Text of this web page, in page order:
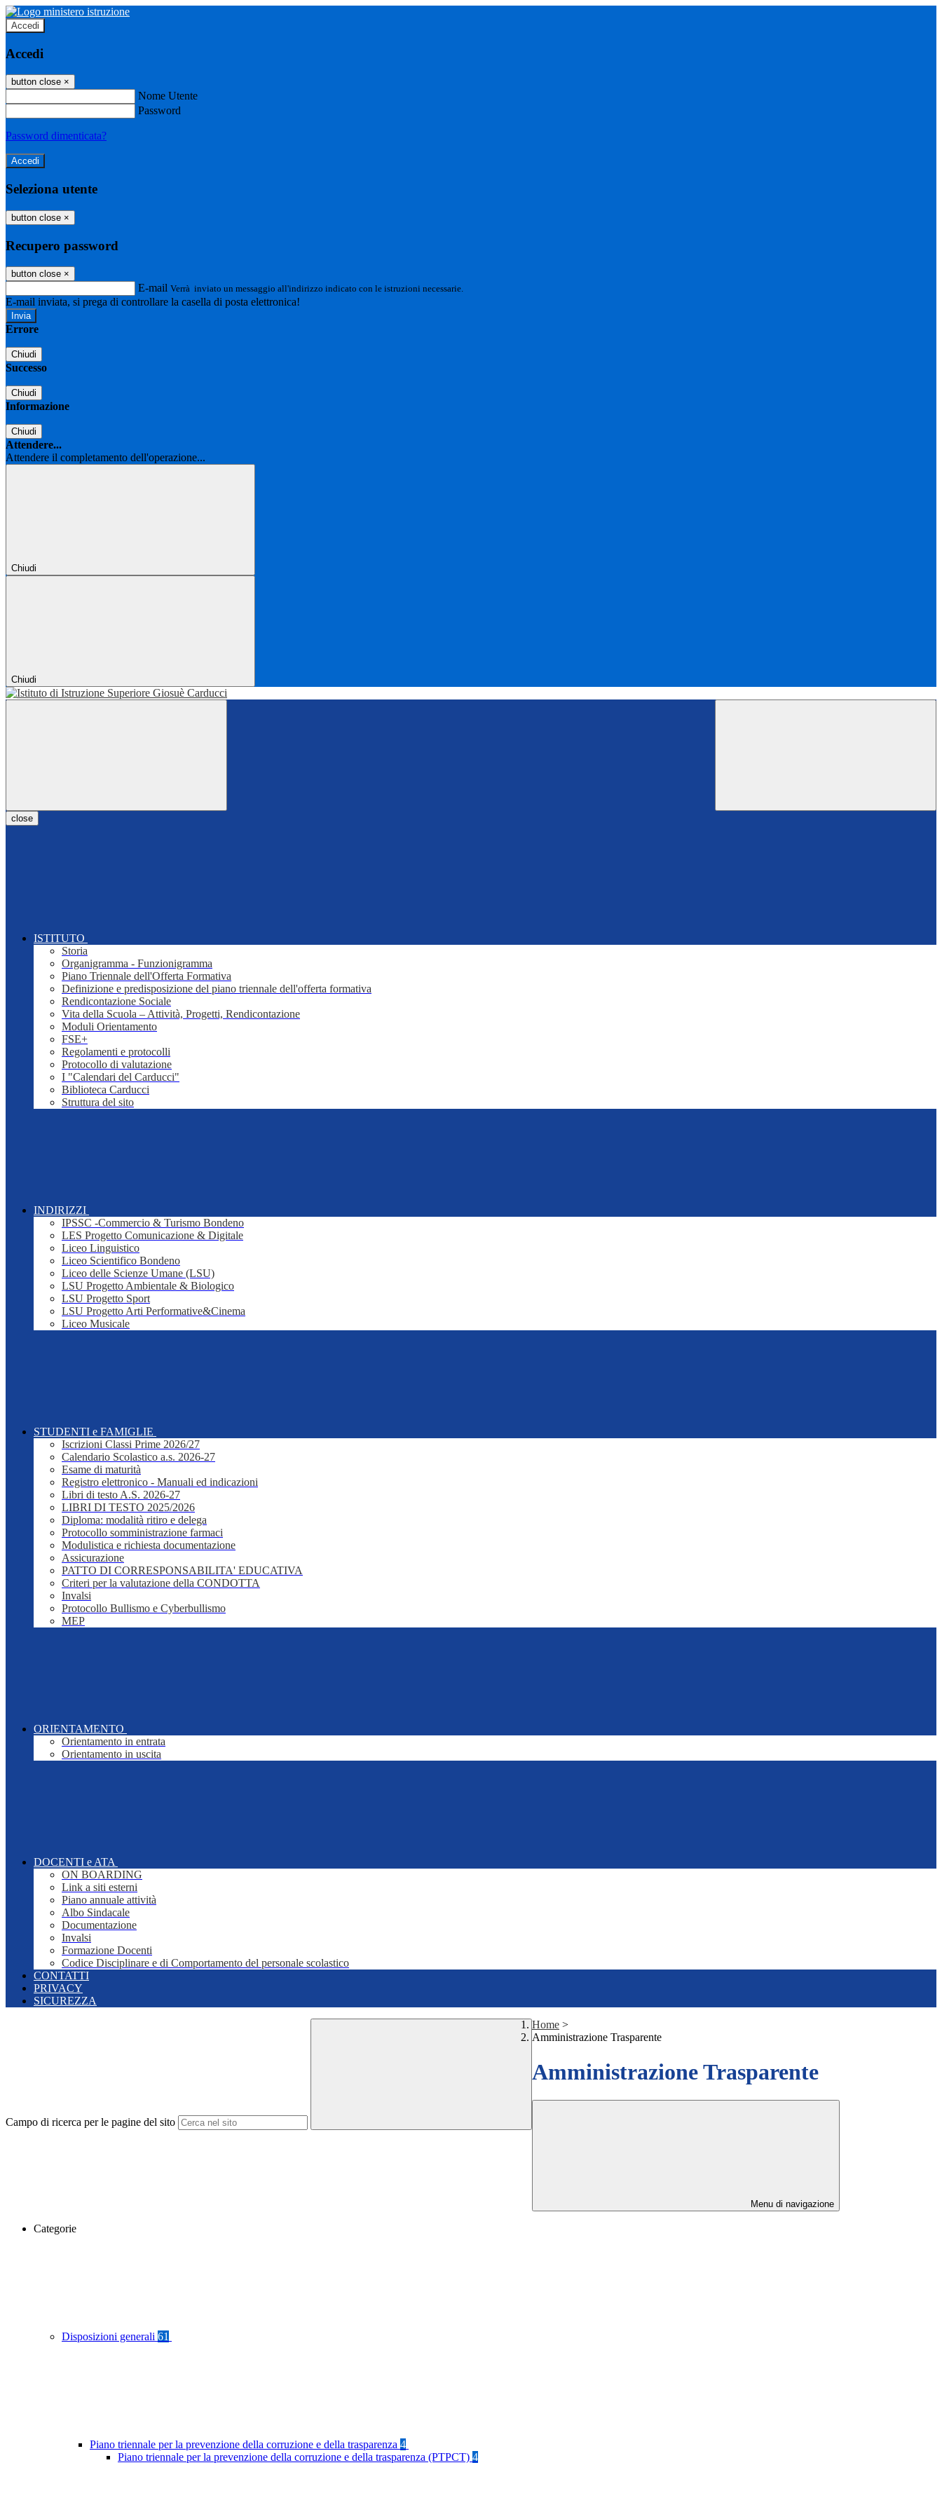
Accedi
Accedi
button close ×
Nome Utente
Password
Password dimenticata?
Seleziona utente
button close ×
Recupero password
button close ×
E-mail Verrà inviato un messaggio all'indirizzo indicato con le istruzioni necessarie.
E-mail inviata, si prega di controllare la casella di posta elettronica!
Errore
Chiudi
Successo
Chiudi
Informazione
Chiudi
Attendere...
Attendere il completamento dell'operazione...
Chiudi
Chiudi
close
ISTITUTO
Storia
Organigramma - Funzionigramma
Piano Triennale dell'Offerta Formativa
Definizione e predisposizione del piano triennale dell'offerta formativa
Rendicontazione Sociale
Vita della Scuola – Attività, Progetti, Rendicontazione
Moduli Orientamento
FSE+
Regolamenti e protocolli
Protocollo di valutazione
I "Calendari del Carducci"
Biblioteca Carducci
Struttura del sito
INDIRIZZI
IPSSC -Commercio & Turismo Bondeno
LES Progetto Comunicazione & Digitale
Liceo Linguistico
Liceo Scientifico Bondeno
Liceo delle Scienze Umane (LSU)
LSU Progetto Ambientale & Biologico
LSU Progetto Sport
LSU Progetto Arti Performative&Cinema
Liceo Musicale
STUDENTI e FAMIGLIE
Iscrizioni Classi Prime 2026/27
Calendario Scolastico a.s. 2026-27
Esame di maturità
Registro elettronico - Manuali ed indicazioni
Libri di testo A.S. 2026-27
LIBRI DI TESTO 2025/2026
Diploma: modalità ritiro e delega
Protocollo somministrazione farmaci
Modulistica e richiesta documentazione
Assicurazione
PATTO DI CORRESPONSABILITA' EDUCATIVA
Criteri per la valutazione della CONDOTTA
Invalsi
Protocollo Bullismo e Cyberbullismo
MEP
ORIENTAMENTO
Orientamento in entrata
Orientamento in uscita
DOCENTI e ATA
ON BOARDING
Link a siti esterni
Piano annuale attività
Albo Sindacale
Documentazione
Invalsi
Formazione Docenti
Codice Disciplinare e di Comportamento del personale scolastico
CONTATTI
PRIVACY
SICUREZZA
Campo di ricerca per le pagine del sito
Home >
Amministrazione Trasparente
Amministrazione Trasparente
Menu di navigazione
Categorie
Disposizioni generali 61
Piano triennale per la prevenzione della corruzione e della trasparenza 4
Piano triennale per la prevenzione della corruzione e della trasparenza (PTPCT) 4